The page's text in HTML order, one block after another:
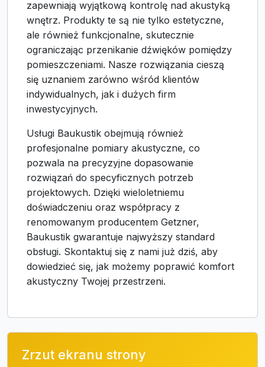
zapewniają wyjątkową kontrolę nad akustyką
wnętrz. Produkty te są nie tylko estetyczne,
ale również funkcjonalne, skutecznie
ograniczając przenikanie dźwięków pomiędzy
pomieszczeniami. Nasze rozwiązania cieszą
się uznaniem zarówno wśród klientów
indywidualnych, jak i dużych firm
inwestycyjnych.
Usługi Baukustik obejmują również
profesjonalne pomiary akustyczne, co
pozwala na precyzyjne dopasowanie
rozwiązań do specyficznych potrzeb
projektowych. Dzięki wieloletniemu
doświadczeniu oraz współpracy z
renomowanym producentem Getzner,
Baukustik gwarantuje najwyższy standard
obsługi. Skontaktuj się z nami już dziś, aby
dowiedzieć się, jak możemy poprawić komfort
akustyczny Twojej przestrzeni.
Zrzut ekranu strony